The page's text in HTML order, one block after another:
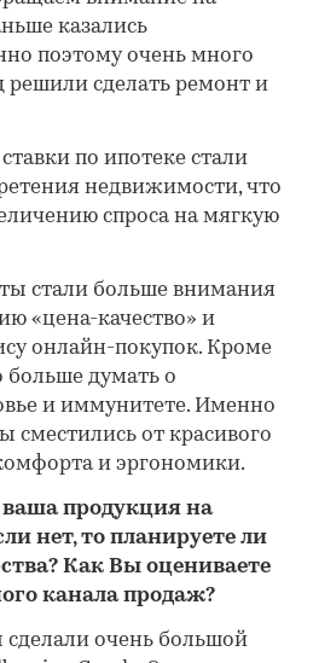
казались
поэтому очень много
решили сделать ремонт и
по ипотеке стали
недвижимости, что
спроса на мягкую
стали больше внимания
«цена-качество» и
онлайн-покупок. Кроме
больше думать о
и иммунитете. Именно
сместились от красивого
и эргономики.
ваша продукция на
нет, то планируете ли
Как Вы оцениваете
канала продаж?
сделали очень большой